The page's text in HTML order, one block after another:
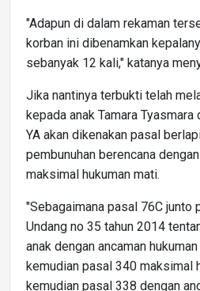
"Adapun di dalam rekaman
korban ini dibenamkan
sebanyak 12 kali," katanya
Jika nantinya terbukti telah
kepada anak Tamara
YA akan dikenakan pasal
pembunuhan berencana
maksimal hukuman mati.
"Sebagaimana pasal 76C junto
Undang no 35 tahun 2014
anak dengan ancaman
kemudian pasal 340 maksimal
kemudian pasal 338 dengan